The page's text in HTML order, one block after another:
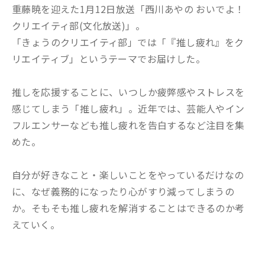
重藤暁を迎えた1月12日放送「西川あやの おいでよ！
クリエイティ部(文化放送)」。
「きょうのクリエイティ部」では「『推し疲れ』をク
リエイティブ」というテーマでお届けした。
推しを応援することに、いつしか疲弊感やストレスを
感じてしまう「推し疲れ」。近年では、芸能人やイン
フルエンサーなども推し疲れを告白するなど注目を集
めた。
自分が好きなこと・楽しいことをやっているだけなの
に、なぜ義務的になったり心がすり減ってしまうの
か。そもそも推し疲れを解消することはできるのか考
えていく。